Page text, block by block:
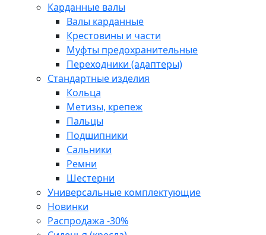
Карданные валы
Валы карданные
Крестовины и части
Муфты предохранительные
Переходники (адаптеры)
Стандартные изделия
Кольца
Метизы, крепеж
Пальцы
Подшипники
Сальники
Ремни
Шестерни
Универсальные комплектующие
Новинки
Распродажа -30%